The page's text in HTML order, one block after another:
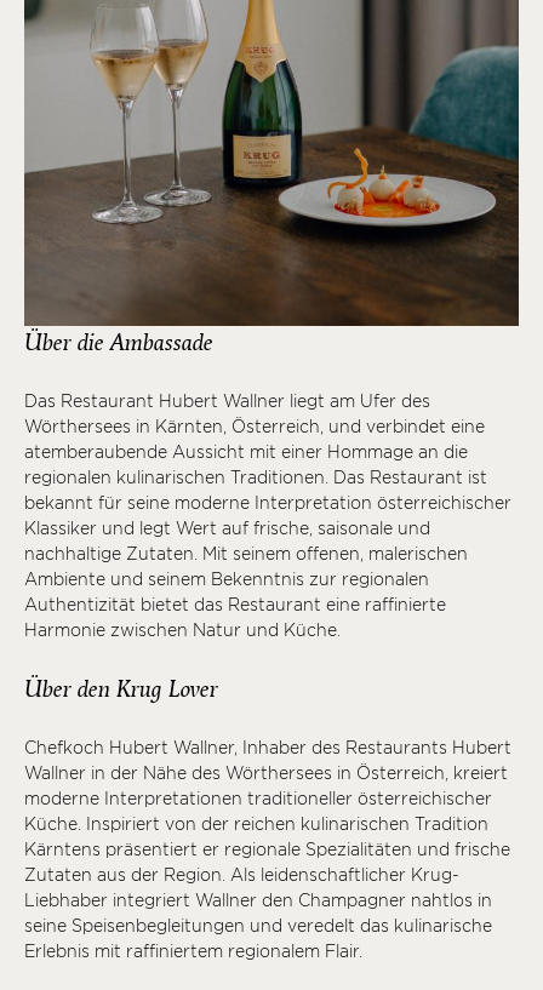
Über die Ambassade
Das Restaurant Hubert Wallner liegt am Ufer des
Wörthersees in Kärnten, Österreich, und verbindet eine
atemberaubende Aussicht mit einer Hommage an die
regionalen kulinarischen Traditionen. Das Restaurant ist
bekannt für seine moderne Interpretation österreichischer
Klassiker und legt Wert auf frische, saisonale und
nachhaltige Zutaten. Mit seinem offenen, malerischen
Ambiente und seinem Bekenntnis zur regionalen
Authentizität bietet das Restaurant eine raffinierte
Harmonie zwischen Natur und Küche.
Über den Krug Lover
Chefkoch Hubert Wallner, Inhaber des Restaurants Hubert
Wallner in der Nähe des Wörthersees in Österreich, kreiert
moderne Interpretationen traditioneller österreichischer
Küche. Inspiriert von der reichen kulinarischen Tradition
Kärntens präsentiert er regionale Spezialitäten und frische
Zutaten aus der Region. Als leidenschaftlicher Krug-
Liebhaber integriert Wallner den Champagner nahtlos in
seine Speisenbegleitungen und veredelt das kulinarische
Erlebnis mit raffiniertem regionalem Flair.